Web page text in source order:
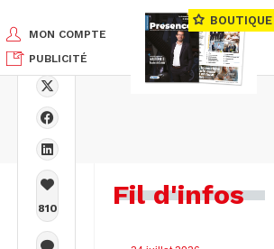
MON COMPTE
PUBLICITÉ
BOUTIQUE
810 Fil d'infos